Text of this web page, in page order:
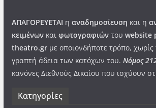
ΑΠΑΓΟΡΕΥΕΤΑΙ η αναδημοσίευση και η
κειμένωνκαι φωτογραφιώντου website
theatro.grμε οποιονδήποτε τρόπο,
γραπτή άδεια των κατόχων του. Νόμος
κανόνες Διεθνούς Δικαίου που ισχύουν
Kατηγορίες